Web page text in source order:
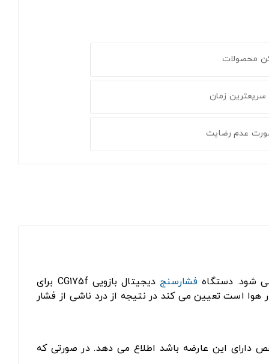
محصولات
سریعترین زمان
عدم رضایت
شود. دستگاه فشارسنج
دیجیتال بازویی CG175f برای
است تعیین می کند در نتیجه از درد ناشی از فشار
دارای این عارضه باشد اطلاع می دهد. در صورتی که